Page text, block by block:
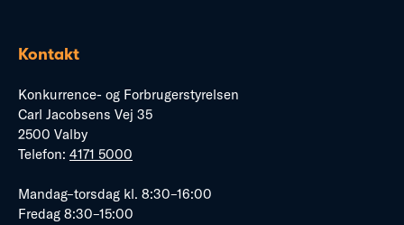
Kontakt
Konkurrence- og Forbrugerstyrelsen
Carl Jacobsens Vej 35
2500 Valby
Telefon: 4171 5000
Mandag–torsdag kl. 8:30–16:00
Fredag 8:30–15:00